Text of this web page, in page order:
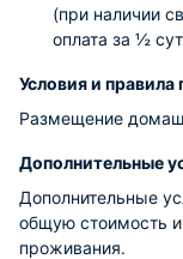
(при наличии
оплата за ½
Условия и
Размещение
Дополнительные
Дополнительные
общую стоимость
проживания.